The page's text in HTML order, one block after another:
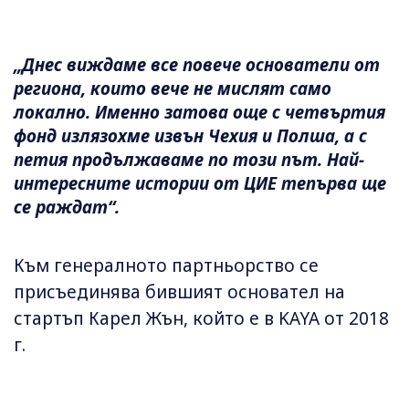
„Днес виждаме все повече основатели от
региона, които вече не мислят само
локално. Именно затова още с четвъртия
фонд излязохме извън Чехия и Полша, а с
петия продължаваме по този път. Най-
интересните истории от ЦИЕ тепърва ще
се раждат“.
Към генералното партньорство се
присъединява бившият основател на
стартъп Карел Жън, който е в KAYA от 2018
г.